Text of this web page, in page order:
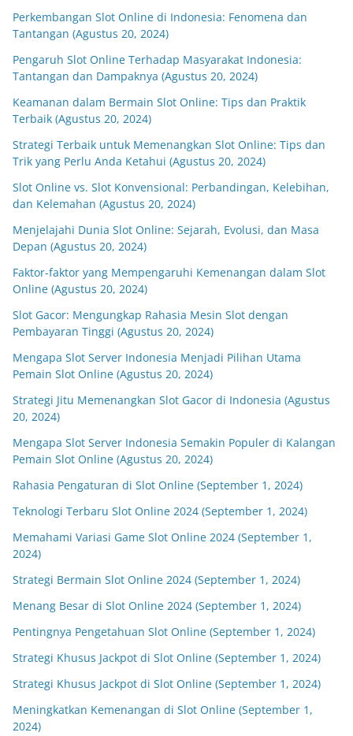
Perkembangan Slot Online di Indonesia: Fenomena dan
Tantangan (Agustus 20, 2024)
Pengaruh Slot Online Terhadap Masyarakat Indonesia:
Tantangan dan Dampaknya (Agustus 20, 2024)
Keamanan dalam Bermain Slot Online: Tips dan Praktik
Terbaik (Agustus 20, 2024)
Strategi Terbaik untuk Memenangkan Slot Online: Tips dan
Trik yang Perlu Anda Ketahui (Agustus 20, 2024)
Slot Online vs. Slot Konvensional: Perbandingan, Kelebihan,
dan Kelemahan (Agustus 20, 2024)
Menjelajahi Dunia Slot Online: Sejarah, Evolusi, dan Masa
Depan (Agustus 20, 2024)
Faktor-faktor yang Mempengaruhi Kemenangan dalam Slot
Online (Agustus 20, 2024)
Slot Gacor: Mengungkap Rahasia Mesin Slot dengan
Pembayaran Tinggi (Agustus 20, 2024)
Mengapa Slot Server Indonesia Menjadi Pilihan Utama
Pemain Slot Online (Agustus 20, 2024)
Strategi Jitu Memenangkan Slot Gacor di Indonesia (Agustus
20, 2024)
Mengapa Slot Server Indonesia Semakin Populer di Kalangan
Pemain Slot Online (Agustus 20, 2024)
Rahasia Pengaturan di Slot Online (September 1, 2024)
Teknologi Terbaru Slot Online 2024 (September 1, 2024)
Memahami Variasi Game Slot Online 2024 (September 1,
2024)
Strategi Bermain Slot Online 2024 (September 1, 2024)
Menang Besar di Slot Online 2024 (September 1, 2024)
Pentingnya Pengetahuan Slot Online (September 1, 2024)
Strategi Khusus Jackpot di Slot Online (September 1, 2024)
Strategi Khusus Jackpot di Slot Online (September 1, 2024)
Meningkatkan Kemenangan di Slot Online (September 1,
2024)